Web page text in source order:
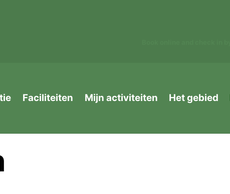
Faciliteiten Mijn activiteiten Het gebied